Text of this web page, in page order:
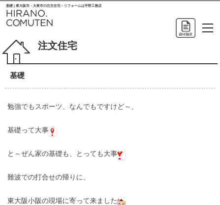
基礎 | 東大阪市・大東市の注文住宅・リフォームは平野工務店
注文住宅
基礎
勉強でもスポーツ、なんでもですけど～、
基礎って大事
と～ぜん家の基礎も、とっても大事
難波での打合せの帰りに、
東大阪小阪の現場に寄って来ました